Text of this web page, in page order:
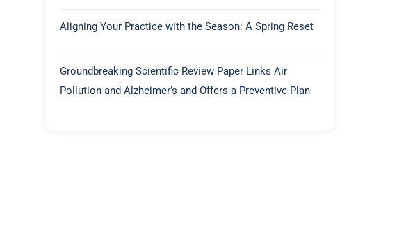
Aligning Your Practice with the Season: A Spring Reset
Groundbreaking Scientific Review Paper Links Air
Pollution and Alzheimer’s and Offers a Preventive Plan